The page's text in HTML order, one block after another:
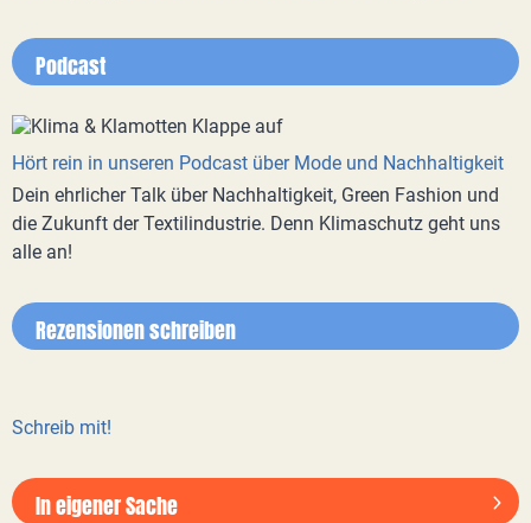
Podcast
Hört rein in unseren Podcast über Mode und Nachhaltigkeit
Dein ehrlicher Talk über Nachhaltigkeit, Green Fashion und
die Zukunft der Textilindustrie. Denn Klimaschutz geht uns
alle an!
Rezensionen schreiben
Schreib mit!
In eigener Sache